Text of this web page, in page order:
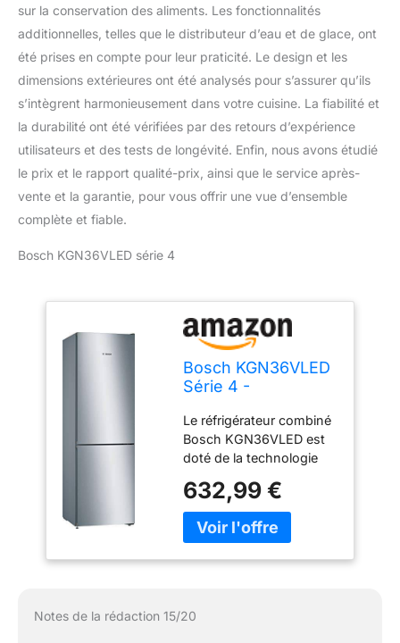
sur la conservation des aliments. Les fonctionnalités
additionnelles, telles que le distributeur d’eau et de glace, ont
été prises en compte pour leur praticité. Le design et les
dimensions extérieures ont été analysés pour s’assurer qu’ils
s’intègrent harmonieusement dans votre cuisine. La fiabilité et
la durabilité ont été vérifiées par des retours d’expérience
utilisateurs et des tests de longévité. Enfin, nous avons étudié
le prix et le rapport qualité-prix, ainsi que le service après-
vente et la garantie, pour vous offrir une vue d’ensemble
complète et fiable.
Bosch KGN36VLED série 4
Bosch KGN36VLED
Série 4 -
combiné, pose-
libre, éclairage LED
Le réfrigérateur combiné
Bosch KGN36VLED est
doté de la technologie
de minimiser les
fluctuations de
température tout en
réfrigération, le
632,99 €
Notes de la rédaction 15/20